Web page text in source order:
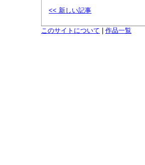
<< 新しい記事
このサイトについて 作品一覧